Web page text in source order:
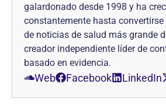
galardonado desde 1998 y ha
constantemente hasta
de noticias de salud más grande
creador independiente líder de
basado en evidencia.
Web Facebook LinkedIn